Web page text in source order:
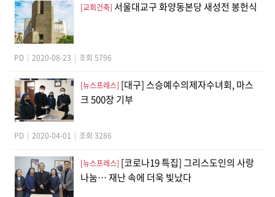
[교회건축] 서울대교구 화양동본당 새성전 봉헌식
PD | 2020-08-23 | 조회 5796
[뉴스프레스] [대구] 스승예수의제자수녀회, 마스
크 500장 기부
PD | 2020-04-01 | 조회 3286
[뉴스프레스] [코로나19 특집] 그리스도인의 사랑
나눔… 재난 속에 더욱 빛났다